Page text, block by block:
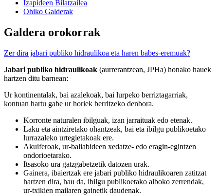
Izapideen Bilatzailea
Ohiko Galderak
Galdera orokorrak
Zer dira jabari publiko hidraulikoa eta haren babes-eremuak?
Jabari publiko hidraulikoak (aurrerantzean, JPHa) honako hauek
hartzen ditu barnean:
Ur kontinentalak, bai azalekoak, bai lurpeko berriztagarriak,
kontuan hartu gabe ur horiek berritzeko denbora.
Korronte naturalen ibilguak, izan jarraituak edo etenak.
Laku eta aintziretako ohantzeak, bai eta ibilgu publikoetako
lurrazaleko urtegietakoak ere.
Akuiferoak, ur-baliabideen xedatze- edo eragin-egintzen
ondorioetarako.
Itsasoko ura gatzgabetzetik datozen urak.
Gainera, ibaiertzak ere jabari publiko hidraulikoaren zatitzat
hartzen dira, hau da, ibilgu publikoetako alboko zerrendak,
ur-txikien mailaren gainetik daudenak.